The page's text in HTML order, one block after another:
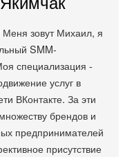
Меня зовут Михаил, я
SMM-
специализация -
услуг в
ВКонтакте. За эти
брендов и
предпринимателей
присутствие